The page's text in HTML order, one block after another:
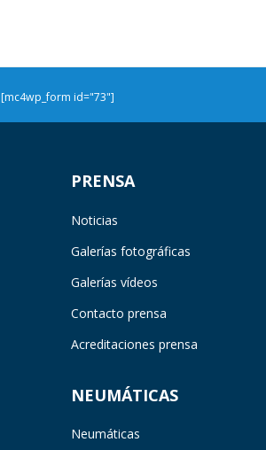
[mc4wp_form id="73"]
PRENSA
Noticias
Galerías fotográficas
Galerías vídeos
Contacto prensa
Acreditaciones prensa
NEUMÁTICAS
Neumáticas